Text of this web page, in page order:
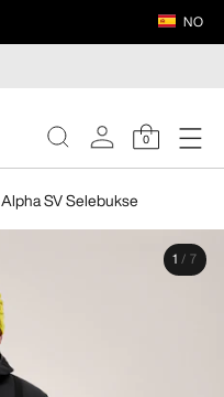
NO
0
Alpha SV Selebukse
1 / 7